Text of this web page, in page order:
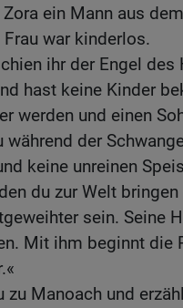
ein Mann aus
war kinderlos.
ihr der Engel des
hast keine Kinder
werden und einen
während der
keine unreinen
du zur Welt
sein. Seine
Mit ihm beginnt die
zu Manoach und